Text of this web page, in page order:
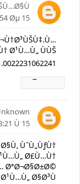
15 Ù…Ø§Ø±Ø³ 2021 ÙÙŠ 11:54 Øµ
Ø¹Ù…Ù„ ÙÙŠ
15 Ù…Ø§Ø±Ø³ 2021 ÙÙŠ 3:21 Ù…
ÙˆÙ„ÙƒÙ†
Ø£Ù…Ù†
ØªØ¬Ø§Ø±Ø©
Ø§Ø³Ù